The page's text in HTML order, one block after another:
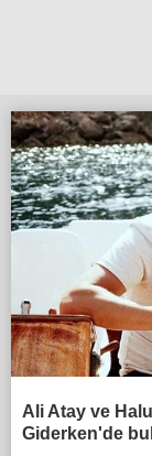
Ali Atay ve
Giderken'de